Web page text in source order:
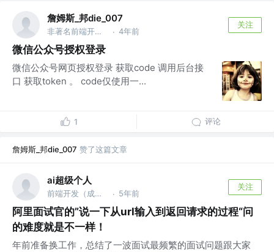
詹姆斯_邦die_007
非著名前端开发工程师 · 4年前
关注
微信公众号授权登录
微信公众号网页授权登录 获取code 调用后台接
口 获取token 。 code仅使用一...
1 评论
詹姆斯_邦die_007 赞了这篇文章
ai超级个人
前端开发（成都） @前端技术专家 · 5年前
关注
阿里面试官的”说一下从url输入到返回请求的过程“问
的难度就是不一样！
年前准备换工作，总结了一波面试最频繁的面试问题跟大家